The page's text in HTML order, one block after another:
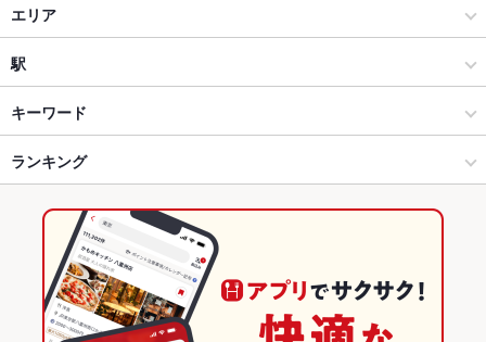
【全席個室】刺身と焼物 ひゃくや 本邸
【全席個室】刺身と焼物 ひゃくや 別邸
【全席個室】刺身と焼物 ひゃくや 札幌駅北口店
【全席個室】刺身と焼物 ひゃくや 大通南１条店
【全席個室】刺身と焼物 ひゃくや 北24条駅前店
【全席個室】刺身と焼物 ひゃくや 狸小路駅前店
【のれん個室×刺身の旨い居酒屋】ひゃくや 月寒中央駅前店
居酒屋
海鮮
札幌（札幌駅・大通） × 居酒屋
札幌（札幌駅・大通） × 海鮮
札幌駅 × 居酒屋
札幌駅 × 海鮮
エリア
札幌駅
札幌駅 × 居酒屋
札幌駅 × 海鮮
札幌駅 × 和食
札幌駅 × 焼き鳥・鶏料理
北海道
駅
さっぽろ駅
札幌駅
キーワード
からあげ
チャーハン ジンギスカン
肉寿司 夏野菜の天ぷら
ランキング
北海道のグルメランキング
北海道の居酒屋ランキング
北海道の海鮮ランキング